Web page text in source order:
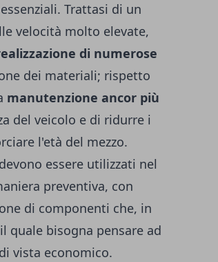
Trattasi di un
velocità molto elevate,
di numerose
dei materiali; rispetto
manutenzione ancor più
del veicolo e di ridurre i
l'età del mezzo.
essere utilizzati nel
preventiva, con
di componenti che, in
quale bisogna pensare ad
vista economico.